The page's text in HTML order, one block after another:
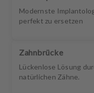
Modernste
perfekt zu ersetzen
Zahnbrücke
Lückenlose Lösung
natürlichen Zähne.